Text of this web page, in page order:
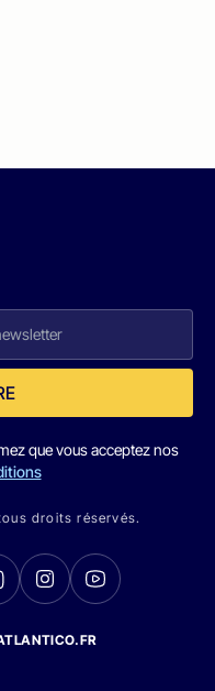
que vous acceptez nos
droits réservés.